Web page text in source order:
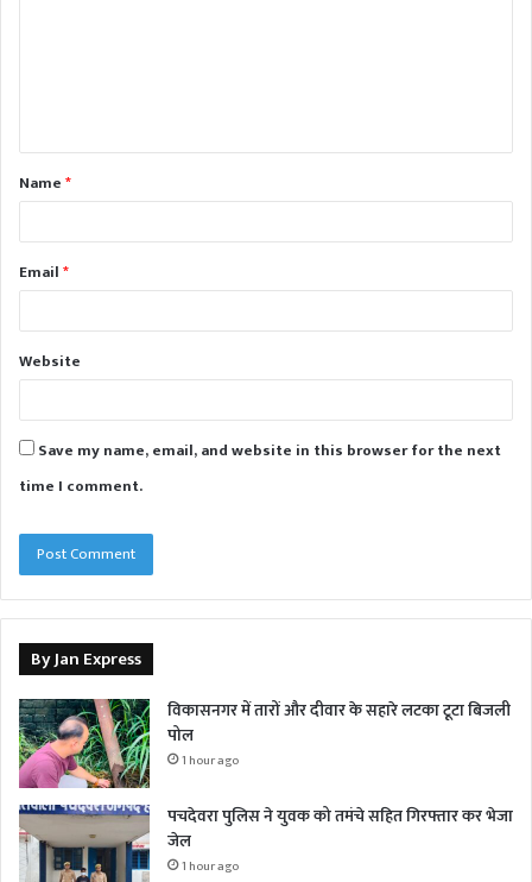
t
*Name*
Email*
Website
Save my name, email, and website in this browser for the next
time I comment.
By Jan Express
विकासनगर में तारों और दीवार के सहारे लटका टूटा बिजली
पोल
1 hour ago
पचदेवरा पुलिस ने युवक को तमंचे सहित गिरफ्तार कर भेजा
जेल
1 hour ago